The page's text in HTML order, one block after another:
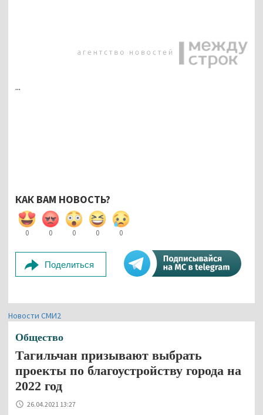
...
КАК ВАМ НОВОСТЬ?
0 0 0 0 0
Поделиться
Новости СМИ2
Общество
Тагильчан призывают выбрать
проекты по благоустройству города на
2022 год
26.04.2021 13:27